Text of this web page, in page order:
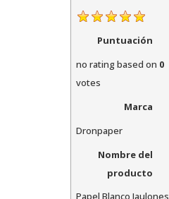
Puntuación
no ratingbased on 0
votes
Marca
Dronpaper
Nombre del
producto
Papel Blanco Jaulones